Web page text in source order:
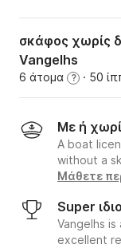
σκάφος χωρίς
Vangelhs
6 άτομα ? · 50
Με ή
A boat
without a
Μάθετε
Super
Vangelhs
excellent